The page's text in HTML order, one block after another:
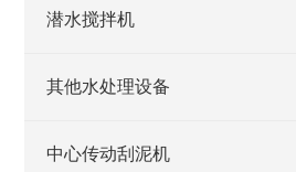
潜水搅拌机
其他水处理设备
中心传动刮泥机